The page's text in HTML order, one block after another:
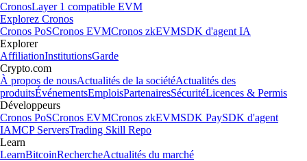
CronosLayer 1 compatible EVM
Explorez Cronos
Cronos PoSCronos EVMCronos zkEVMSDK d'agent IA
Explorer
AffiliationInstitutionsGarde
Crypto.com
À propos de nousActualités de la sociétéActualités des
produitsÉvénementsEmploisPartenairesSécuritéLicences & Permis
Développeurs
Cronos PoSCronos EVMCronos zkEVMSDK PaySDK d'agent
IAMCP ServersTrading Skill Repo
Learn
LearnBitcoinRechercheActualités du marché